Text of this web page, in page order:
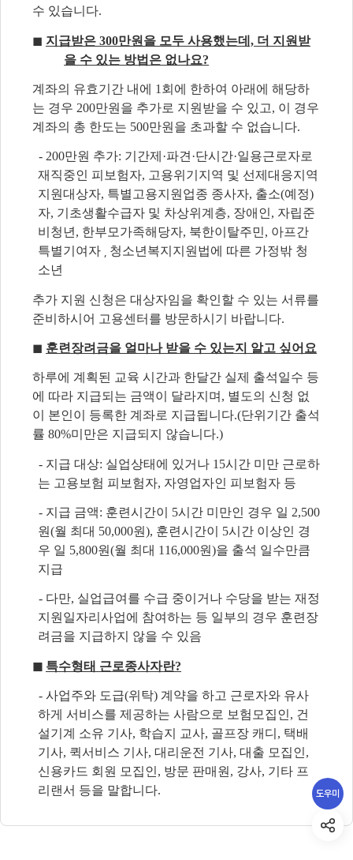
수 있습니다.
◼ 지급받은 300만원을 모두 사용했는데, 더 지원받
을 수 있는 방법은 없나요?
계좌의 유효기간 내에 1회에 한하여 아래에 해당하
는 경우 200만원을 추가로 지원받을 수 있고, 이 경우
계좌의 총 한도는 500만원을 초과할 수 없습니다.
- 200만원 추가: 기간제·파견·단시간·일용근로자로
재직중인 피보험자, 고용위기지역 및 선제대응지역
지원대상자, 특별고용지원업종 종사자, 출소(예정)
자, 기초생활수급자 및 차상위계층, 장애인, 자립준
비청년, 한부모가족해당자, 북한이탈주민, 아프간
특별기여자
청소년복지지원법에 따른 가정밖 청
소년
추가 지원 신청은 대상자임을 확인할 수 있는 서류를
준비하시어 고용센터를 방문하시기 바랍니다.
◼ 훈련장려금을 얼마나 받을 수 있는지 알고 싶어요
하루에 계획된 교육 시간과 한달간 실제 출석일수 등
에 따라 지급되는 금액이 달라지며, 별도의 신청 없
이 본인이 등록한 계좌로 지급됩니다.(단위기간 출석
률 80%미만은 지급되지 않습니다.)
- 지급 대상: 실업상태에 있거나 15시간 미만 근로하
는 고용보험 피보험자, 자영업자인 피보험자 등
- 지급 금액: 훈련시간이 5시간 미만인 경우 일 2,500
원(월 최대 50,000원), 훈련시간이 5시간 이상인 경
우 일 5,800원(월 최대 116,000원)을 출석 일수만큼
지급
- 다만, 실업급여를 수급 중이거나 수당을 받는 재정
지원일자리사업에 참여하는 등 일부의 경우 훈련장
려금을 지급하지 않을 수 있음
◼ 특수형태 근로종사자란?
- 사업주와 도급(위탁) 계약을 하고 근로자와 유사
하게 서비스를 제공하는 사람으로 보험모집인, 건
설기계 소유 기사, 학습지 교사, 골프장 캐디, 택배
기사, 퀵서비스 기사, 대리운전 기사, 대출 모집인,
신용카드 회원 모집인, 방문 판매원, 강사, 기타 프
리랜서 등을 말합니다.
도우미